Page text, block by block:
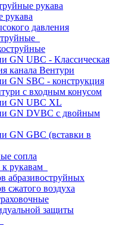
рукава
рукава
давления
GN UBC - Классическая
канала Вентури
GN SBC - конструкция
c входным конусом
GN UBC XL
GN DVBC с двойным
GN GBC (вставки в
сопла
рукавам
абразивоструйных
сжатого воздуха
защиты